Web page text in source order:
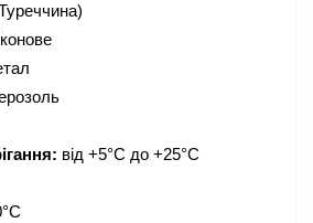
від +5°C до +25°C